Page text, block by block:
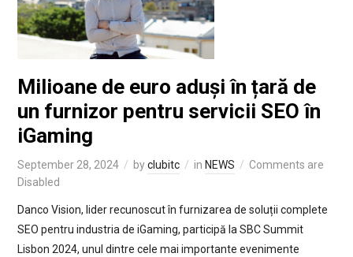
Milioane de euro aduși în țară de
un furnizor pentru servicii SEO în
iGaming
September 28, 2024 byclubitc in NEWS
Comments are
Disabled
Danco Vision, lider recunoscut în furnizarea de soluții complete
SEO pentru industria de iGaming, participă la SBC Summit
Lisbon 2024, unul dintre cele mai importante evenimente